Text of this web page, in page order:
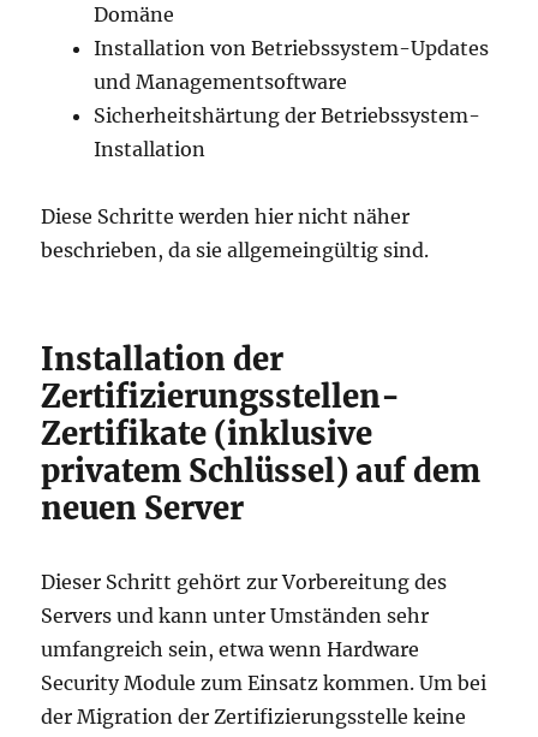
Domäne
Installation von Betriebssystem-Updates
und Managementsoftware
Sicherheitshärtung der Betriebssystem-
Installation
Diese Schritte werden hier nicht näher
beschrieben, da sie allgemeingültig sind.
Installation der
Zertifizierungsstellen-
Zertifikate (inklusive
privatem Schlüssel) auf dem
neuen Server
Dieser Schritt gehört zur Vorbereitung des
Servers und kann unter Umständen sehr
umfangreich sein, etwa wenn Hardware
Security Module zum Einsatz kommen. Um bei
der Migration der Zertifizierungsstelle keine